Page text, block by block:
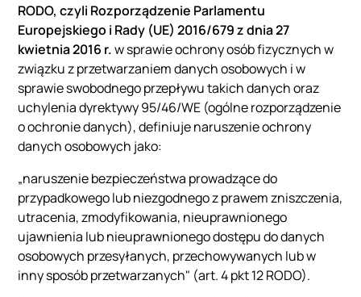
RODO, czyli Rozporządzenie Parlamentu
Europejskiego i Rady (UE) 2016/679 z dnia 27
kwietnia 2016 r.w sprawie ochrony osób fizycznych w
związku z przetwarzaniem danych osobowych i w
sprawie swobodnego przepływu takich danych oraz
uchylenia dyrektywy 95/46/WE (ogólne rozporządzenie
o ochronie danych), definiuje naruszenie ochrony
danych osobowych jako:
„naruszenie bezpieczeństwa prowadzące do
przypadkowego lub niezgodnego z prawem zniszczenia,
utracenia, zmodyfikowania, nieuprawnionego
ujawnienia lub nieuprawnionego dostępu do danych
osobowych przesyłanych, przechowywanych lub w
inny sposób przetwarzanych" (art. 4 pkt 12 RODO).